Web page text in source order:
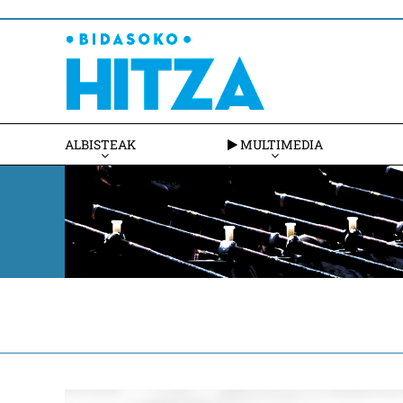
ALBISTEAK MULTIMEDIA